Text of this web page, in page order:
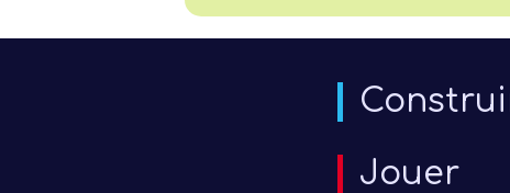
Jouer